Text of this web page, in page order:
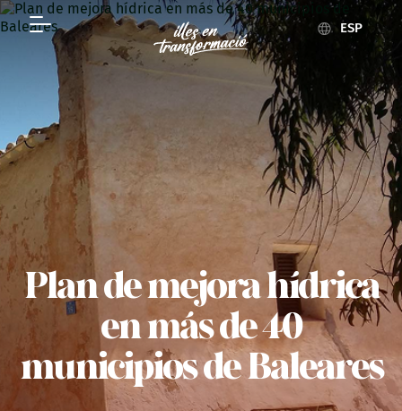
ESP
Plan de mejora hídrica
en más de 40
municipios de Baleares